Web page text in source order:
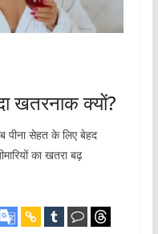
खतरनाक क्यों?
सेहत के लिए बेहद
का खतरा बढ़